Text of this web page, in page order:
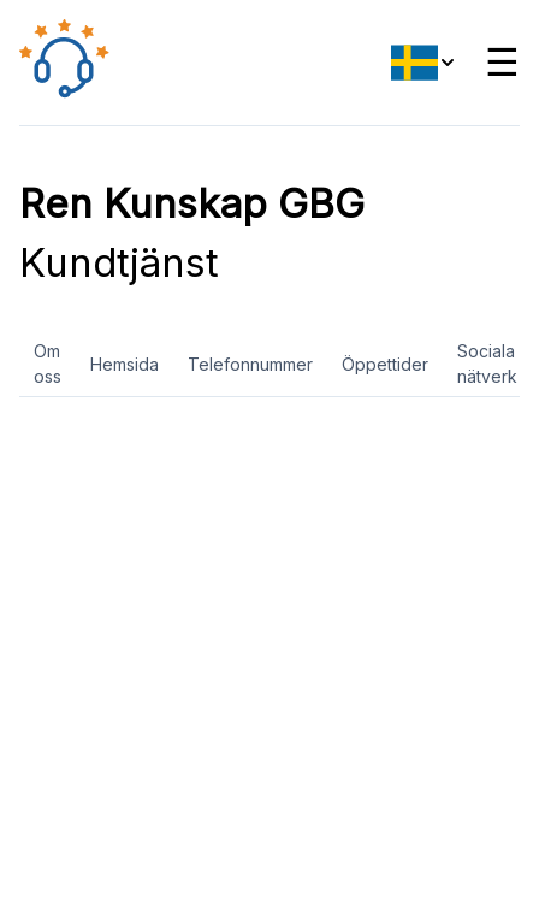
☰
Ren Kunskap GBG
Kundtjänst
Om
oss
Hemsida Telefonnummer Öppettider
Sociala
nätverk